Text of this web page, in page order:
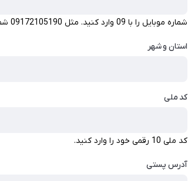
شماره موبایل را با 09 وارد کنید. مثل 09172105190 شماره موبایل مربوط به سفارش دهنده محصول باشد.
استان و شهر
کد ملی
کد ملی 10 رقمی خود را وارد کنید.
آدرس پستی